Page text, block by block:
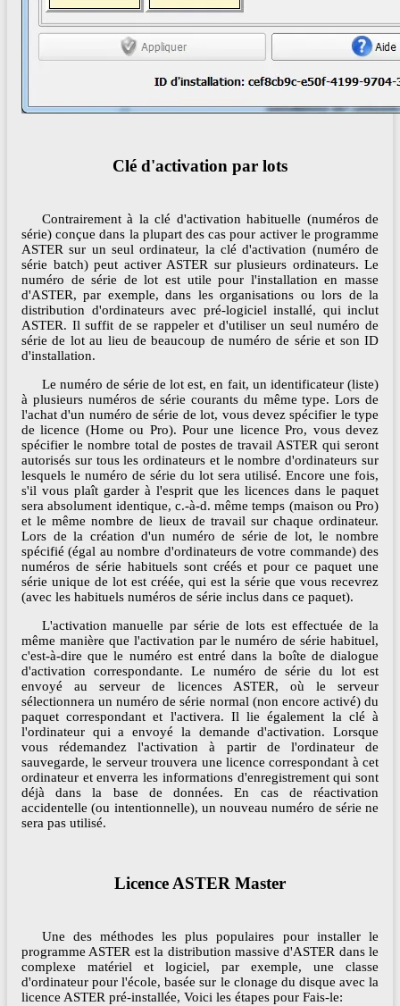
Clé d'activation par lots
Contrairement à la clé d'activation habituelle (numéros de
série) conçue dans la plupart des cas pour activer le programme
ASTER sur un seul ordinateur, la clé d'activation (numéro de
série batch) peut activer ASTER sur plusieurs ordinateurs. Le
numéro de série de lot est utile pour l'installation en masse
d'ASTER, par exemple, dans les organisations ou lors de la
distribution d'ordinateurs avec pré-logiciel installé, qui inclut
ASTER. Il suffit de se rappeler et d'utiliser un seul numéro de
série de lot au lieu de beaucoup de numéro de série et son ID
d'installation.
Le numéro de série de lot est, en fait, un identificateur (liste)
à plusieurs numéros de série courants du même type. Lors de
l'achat d'un numéro de série de lot, vous devez spécifier le type
de licence (Home ou Pro). Pour une licence Pro, vous devez
spécifier le nombre total de postes de travail ASTER qui seront
autorisés sur tous les ordinateurs et le nombre d'ordinateurs sur
lesquels le numéro de série du lot sera utilisé. Encore une fois,
s'il vous plaît garder à l'esprit que les licences dans le paquet
sera absolument identique, c.-à-d. même temps (maison ou Pro)
et le même nombre de lieux de travail sur chaque ordinateur.
Lors de la création d'un numéro de série de lot, le nombre
spécifié (égal au nombre d'ordinateurs de votre commande) des
numéros de série habituels sont créés et pour ce paquet une
série unique de lot est créée, qui est la série que vous recevrez
(avec les habituels numéros de série inclus dans ce paquet).
L'activation manuelle par série de lots est effectuée de la
même manière que l'activation par le numéro de série habituel,
c'est-à-dire que le numéro est entré dans la boîte de dialogue
d'activation correspondante. Le numéro de série du lot est
envoyé au serveur de licences ASTER, où le serveur
sélectionnera un numéro de série normal (non encore activé) du
paquet correspondant et l'activera. Il lie également la clé à
l'ordinateur qui a envoyé la demande d'activation. Lorsque
vous rédemandez l'activation à partir de l'ordinateur de
sauvegarde, le serveur trouvera une licence correspondant à cet
ordinateur et enverra les informations d'enregistrement qui sont
déjà dans la base de données. En cas de réactivation
accidentelle (ou intentionnelle), un nouveau numéro de série ne
sera pas utilisé.
Licence ASTER Master
Une des méthodes les plus populaires pour installer le
programme ASTER est la distribution massive d'ASTER dans le
complexe matériel et logiciel, par exemple, une classe
d'ordinateur pour l'école, basée sur le clonage du disque avec la
licence ASTER pré-installée, Voici les étapes pour Fais-le: